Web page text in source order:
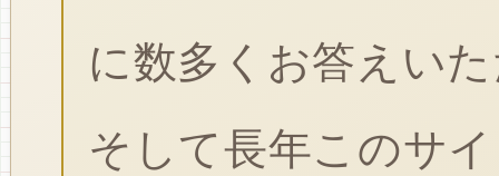
に数多くお答えい
そして長年このサ